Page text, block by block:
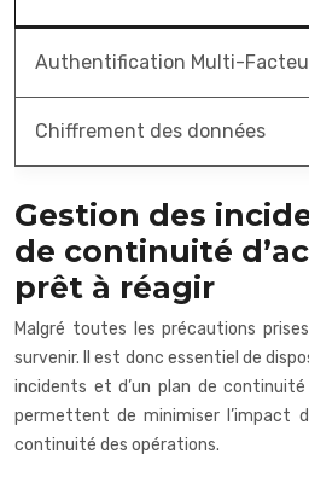
Authentification Multi-
Chiffrement des données
Gestion des
de continuité
prêt à réagir
Malgré toutes les précautions
survenir. Il est donc essentiel de
incidents et d’un plan de continuité
permettent de minimiser l’impact
continuité des opérations.